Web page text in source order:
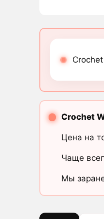
Crochet
Цена на
Чаще
Мы